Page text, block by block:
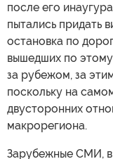
после его
пытались придать
остановка по
вышедших по этому
за рубежом, за
поскольку на
двусторонних
макрорегиона.
Зарубежные СМИ, в